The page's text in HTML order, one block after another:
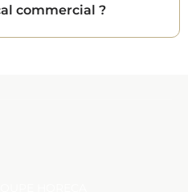
commercial ?